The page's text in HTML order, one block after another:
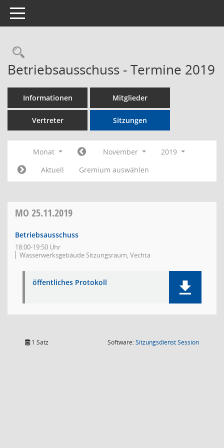
Toggle navigation
Rechercheauswahl
Betriebsausschuss - Termine 2019
Informationen Mitglieder
Vertreter Sitzungen
Monat November
2019
Aktuell
Gremium auswählen
MO 25.11.2019
Betriebsausschuss
18:00-19:50 Uhr
Wasserwerksgebäude Sitzungsraum, Vechta
öffentliches Protokoll
1 Satz Software:SitzungsdienstSession(Wird in